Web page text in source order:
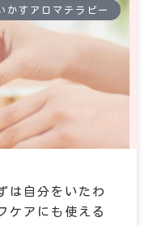
かすアロマテラピー
は自分をいたわ
ケアにも使える